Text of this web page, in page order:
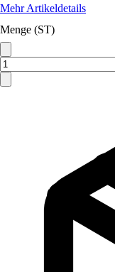
Mehr Artikeldetails
Menge (ST)